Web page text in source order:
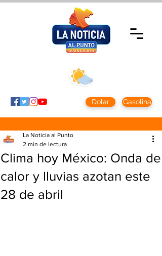
Dolar Gasolina
Clima hoy México: Onda de
calor y lluvias azotan este
28 de abril
La Noticia al Punto
2 min de lectura